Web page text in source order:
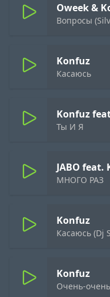
Oweek &
Вопросы
Konfuz
Касаюсь
Konfuz
Ты И Я
JABO feat.
МНОГО РАЗ
Konfuz
Касаюсь (Dj
Konfuz
Очень-